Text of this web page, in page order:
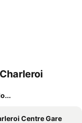
Centre Gare